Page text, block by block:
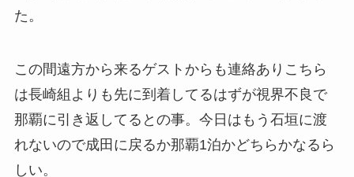
た。
この間遠方から来るゲストからも連絡ありこちら
は長崎組よりも先に到着してるはずが視界不良で
那覇に引き返してるとの事。今日はもう石垣に渡
れないので成田に戻るか那覇1泊かどちらかなるら
しい。